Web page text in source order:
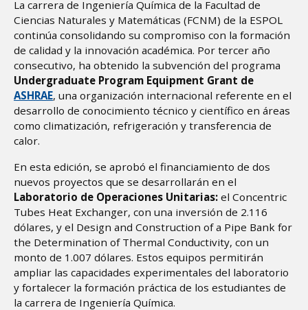
La carrera de Ingeniería Química de la Facultad de
Ciencias Naturales y Matemáticas (FCNM) de la ESPOL
continúa consolidando su compromiso con la formación
de calidad y la innovación académica. Por tercer año
consecutivo, ha obtenido la subvención del programa
Undergraduate Program Equipment Grant de
ASHRAE, una organización internacional referente en el
desarrollo de conocimiento técnico y científico en áreas
como climatización, refrigeración y transferencia de
calor.
En esta edición, se aprobó el financiamiento de dos
nuevos proyectos que se desarrollarán en el
Laboratorio de Operaciones Unitarias: el Concentric
Tubes Heat Exchanger, con una inversión de 2.116
dólares, y el Design and Construction of a Pipe Bank for
the Determination of Thermal Conductivity, con un
monto de 1.007 dólares. Estos equipos permitirán
ampliar las capacidades experimentales del laboratorio
y fortalecer la formación práctica de los estudiantes de
la carrera de Ingeniería Química.